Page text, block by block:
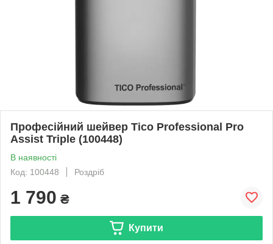
Професійний шейвер Tico Professional Pro
Assist Triple (100448)
В наявності
Код: 100448
Роздріб
1 790 ₴
Купити